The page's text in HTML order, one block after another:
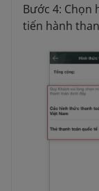
Bước 4:
tiến hành